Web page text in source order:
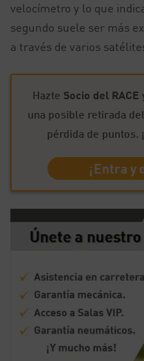
velocímetro y lo que
segundo suele ser más
a través de varios
Hazte Socio del RACE
una posible retirada
pérdida de puntos.
¡Entra y